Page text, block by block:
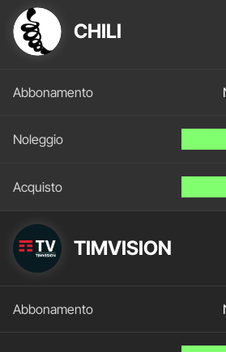
CHILI
TIMVISION